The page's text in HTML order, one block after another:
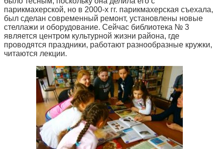
парикмахерской, но в 2000-х гг. парикмахерская съехала,
был сделан современный ремонт, установлены новые
стеллажи и оборудование. Сейчас библиотека № 3
является центром культурной жизни района, где
проводятся праздники, работают разнообразные кружки,
читаются лекции.